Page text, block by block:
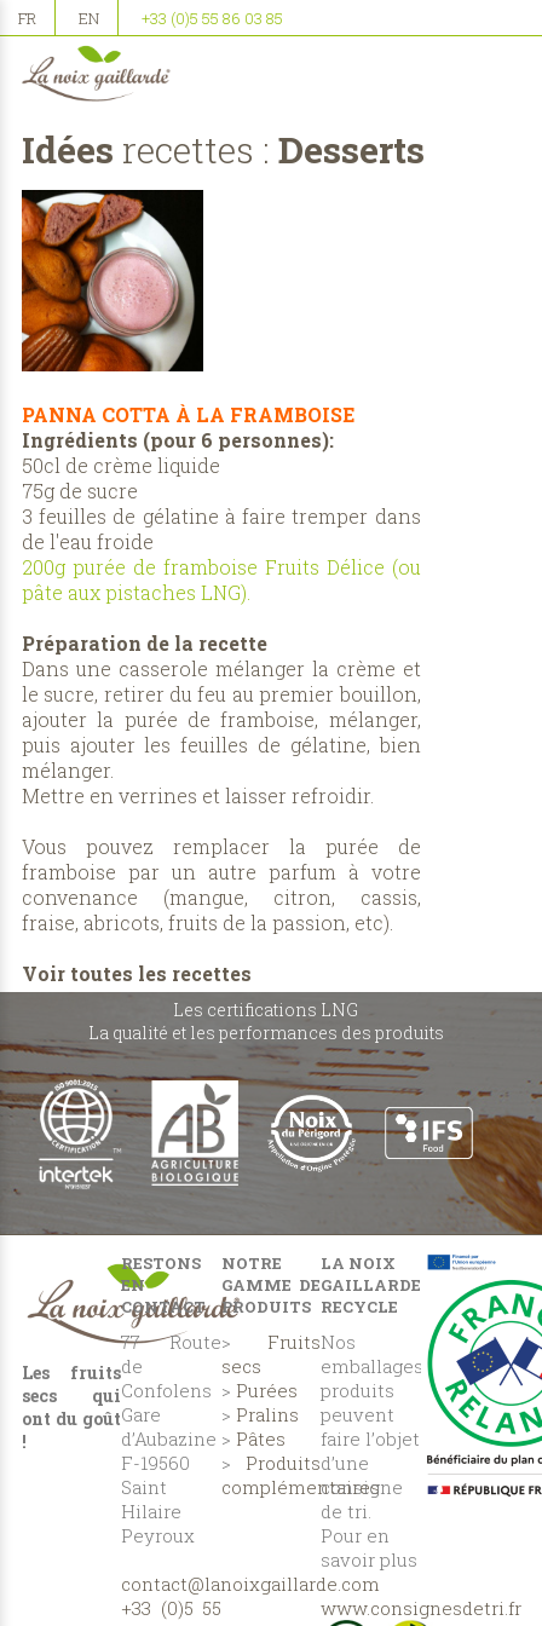
FR EN +33 (0)5 55 86 03 85
Idées recettes : Desserts
PANNA COTTA À LA FRAMBOISE
Ingrédients (pour 6 personnes):
50cl de crème liquide
75g de sucre
3 feuilles de gélatine à faire tremper dans
de l'eau froide
200g purée de framboise Fruits Délice (ou
pâte aux pistaches LNG).
Préparation de la recette
Dans une casserole mélanger la crème et
le sucre, retirer du feu au premier bouillon,
ajouter la purée de framboise, mélanger,
puis ajouter les feuilles de gélatine, bien
mélanger.
Mettre en verrines et laisser refroidir.
Vous pouvez remplacer la purée de
framboise par un autre parfum à votre
convenance (mangue, citron, cassis,
fraise, abricots, fruits de la passion, etc).
Voir toutes les recettes
Les certifications LNG
La qualité et les performances des produits
Les fruits
secs qui
ont du goût
!
RESTONS
EN
CONTACT
77 Route
de
Confolens
Gare
d’Aubazine
F-19560
Saint
Hilaire
Peyroux
contact@lanoixgaillarde.com
+33 (0)5 55
NOTRE
GAMME DE
PRODUITS
> Fruits
secs
> Purées
> Pralins
> Pâtes
> Produits
complémentaires
LA NOIX
GAILLARDE
RECYCLE
Nos
emballages
produits
peuvent
faire l’objet
d’une
consigne
de tri.
Pour en
savoir plus
:
www.consignesdetri.fr